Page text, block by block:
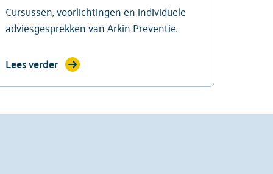
Cursussen, voorlichtingen en individuele
adviesgesprekken van Arkin Preventie.
Lees verder